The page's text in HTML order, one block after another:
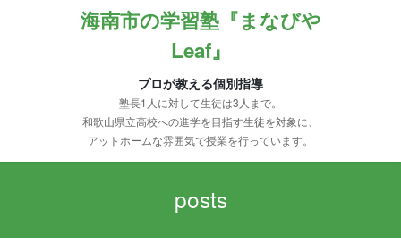
移
海南市の学習塾『まなびや
Leaf』
プロが教える個別指導
塾長1人に対して生徒は3人まで。
和歌山県立高校への進学を目指す生徒を対象に、
アットホームな雰囲気で授業を行っています。
posts